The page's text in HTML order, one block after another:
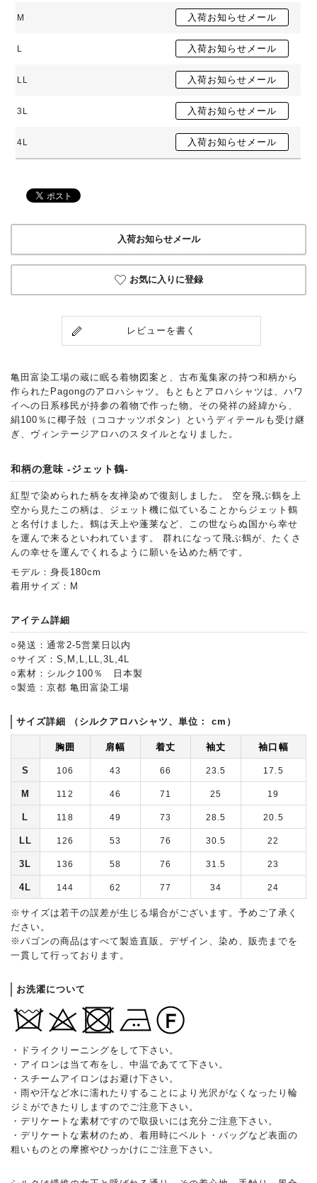
M
L
LL
3L
4L
入荷お知らせメール
お気に入りに登録
レビューを書く
亀田富染工場の蔵に眠る着物図案と、古布蒐集家の持つ和柄から
作られたPagongのアロハシャツ。もともとアロハシャツは、ハワ
イへの日系移民が持参の着物で作った物。その発祥の経緯から、
絹100％に椰子殻（ココナッツボタン）というディテールも受け継
ぎ、ヴィンテージアロハのスタイルとなりました。
和柄の意味 -ジェット鶴-
紅型で染められた柄を友禅染めで復刻しました。 空を飛ぶ鶴を上
空から見たこの柄は、ジェット機に似ていることからジェット鶴
と名付けました。鶴は天上や蓬莱など、この世ならぬ国から幸せ
を運んで来るといわれています。 群れになって飛ぶ鶴が、たくさ
んの幸せを運んでくれるように願いを込めた柄です。
モデル：身長180cm
着用サイズ：M
アイテム詳細
○発送：通常2-5営業日以内
○サイズ：S,M,L,LL,3L,4L
○素材：シルク100％ 日本製
○製造：京都 亀田富染工場
サイズ詳細 （シルクアロハシャツ、単位： cm）
胸囲 肩幅 着丈 袖丈 袖口幅
S 106 43 66 23.5 17.5
M 112 46 71 25 19
L 118 49 73 28.5 20.5
LL 126 53 76 30.5 22
3L 136 58 76 31.5 23
4L 144 62 77 34 24
※サイズは若干の誤差が生じる場合がございます。予めご了承く
ださい。
※パゴンの商品はすべて製造直販。デザイン、染め、販売までを
一貫して行っております。
お洗濯について
・ドライクリーニングをして下さい。
・アイロンは当て布をし、中温であてて下さい。
・スチームアイロンはお避け下さい。
・雨や汗など水に濡れたりすることにより光沢がなくなったり輪
ジミができたりしますのでご注意下さい。
・デリケートな素材ですので取扱いには充分ご注意下さい。
・デリケートな素材のため、着用時にベルト・バッグなど表面の
粗いものとの摩擦やひっかけにご注意下さい。